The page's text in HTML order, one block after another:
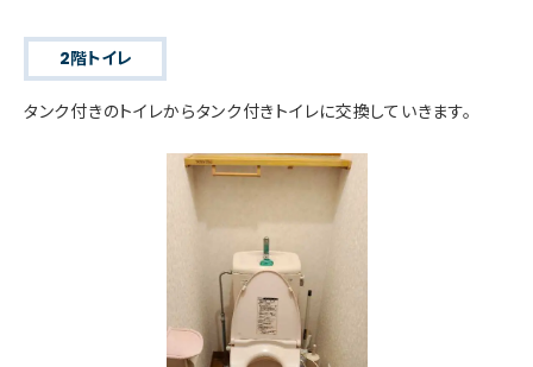
2階トイレ
タンク付きのトイレからタンク付きトイレに交換していきます。